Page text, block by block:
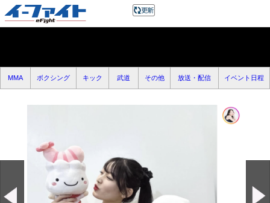
MMA ボクシング キック 武道 その他 放送・配信 イベント日程